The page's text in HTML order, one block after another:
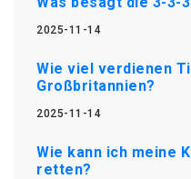
2025-11-14
Wie viel verdienen
Großbritannien?
2025-11-14
Wie kann ich meine
retten?